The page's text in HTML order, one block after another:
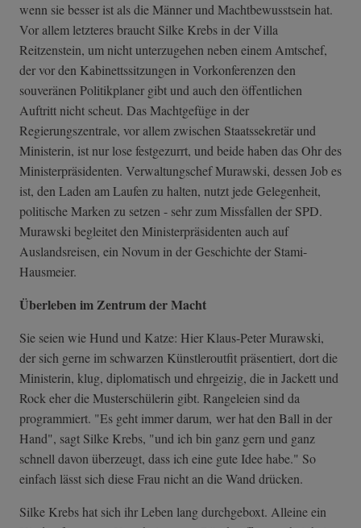
wenn sie besser ist als die Männer und Machtbewusstsein hat.
Vor allem letzteres braucht Silke Krebs in der Villa
Reitzenstein, um nicht unterzugehen neben einem Amtschef,
der vor den Kabinettssitzungen in Vorkonferenzen den
souveränen Politikplaner gibt und auch den öffentlichen
Auftritt nicht scheut. Das Machtgefüge in der
Regierungszentrale, vor allem zwischen Staatssekretär und
Ministerin, ist nur lose festgezurrt, und beide haben das Ohr des
Ministerpräsidenten. Verwaltungschef Murawski, dessen Job es
ist, den Laden am Laufen zu halten, nutzt jede Gelegenheit,
politische Marken zu setzen - sehr zum Missfallen der SPD.
Murawski begleitet den Ministerpräsidenten auch auf
Auslandsreisen, ein Novum in der Geschichte der Stami-
Hausmeier.
Überleben im Zentrum der Macht
Sie seien wie Hund und Katze: Hier Klaus-Peter Murawski,
der sich gerne im schwarzen Künstleroutfit präsentiert, dort die
Ministerin, klug, diplomatisch und ehrgeizig, die in Jackett und
Rock eher die Musterschülerin gibt. Rangeleien sind da
programmiert. "Es geht immer darum, wer hat den Ball in der
Hand", sagt Silke Krebs, "und ich bin ganz gern und ganz
schnell davon überzeugt, dass ich eine gute Idee habe." So
einfach lässt sich diese Frau nicht an die Wand drücken.
Silke Krebs hat sich ihr Leben lang durchgeboxt. Alleine ein